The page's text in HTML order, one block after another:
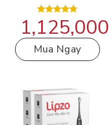
Được xếp
hạng5.00
5 sao
1,125,000
Mua Ngay